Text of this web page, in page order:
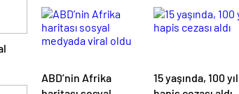
ABD’nin Afrika
15 yaşında, 100 yıl